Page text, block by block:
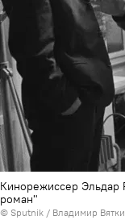
Кинорежиссер Эльдар
роман"
© Sputnik / Владимир